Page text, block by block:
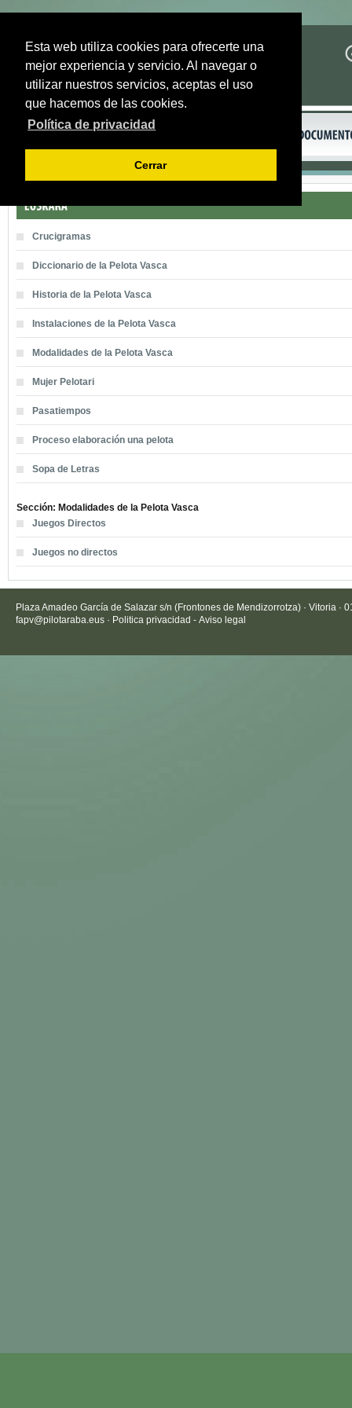
Esta web utiliza cookies para ofrecerte una
mejor experiencia y servicio. Al navegar o
utilizar nuestros servicios, aceptas el uso
que hacemos de las cookies.
Política de privacidad
Cerrar
Crucigramas
Diccionario de la Pelota Vasca
Historia de la Pelota Vasca
Instalaciones de la Pelota Vasca
Modalidades de la Pelota Vasca
Mujer Pelotari
Pasatiempos
Proceso elaboración una pelota
Sopa de Letras
Sección: Modalidades de la Pelota Vasca
Juegos Directos
Juegos no directos
Plaza Amadeo García de Salazar s/n (Frontones de Mendizorrotza) · Vitoria ·
fapv@pilotaraba.eus · Politica privacidad - Aviso legal